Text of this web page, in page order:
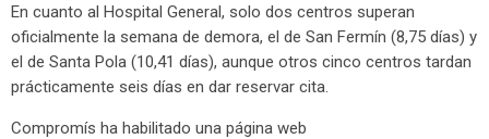
En cuanto al Hospital General, solo dos centros superan
oficialmente la semana de demora, el de San Fermín (8,75 días) y
el de Santa Pola (10,41 días), aunque otros cinco centros tardan
prácticamente seis días en dar reservar cita.
Compromís ha habilitado una página web